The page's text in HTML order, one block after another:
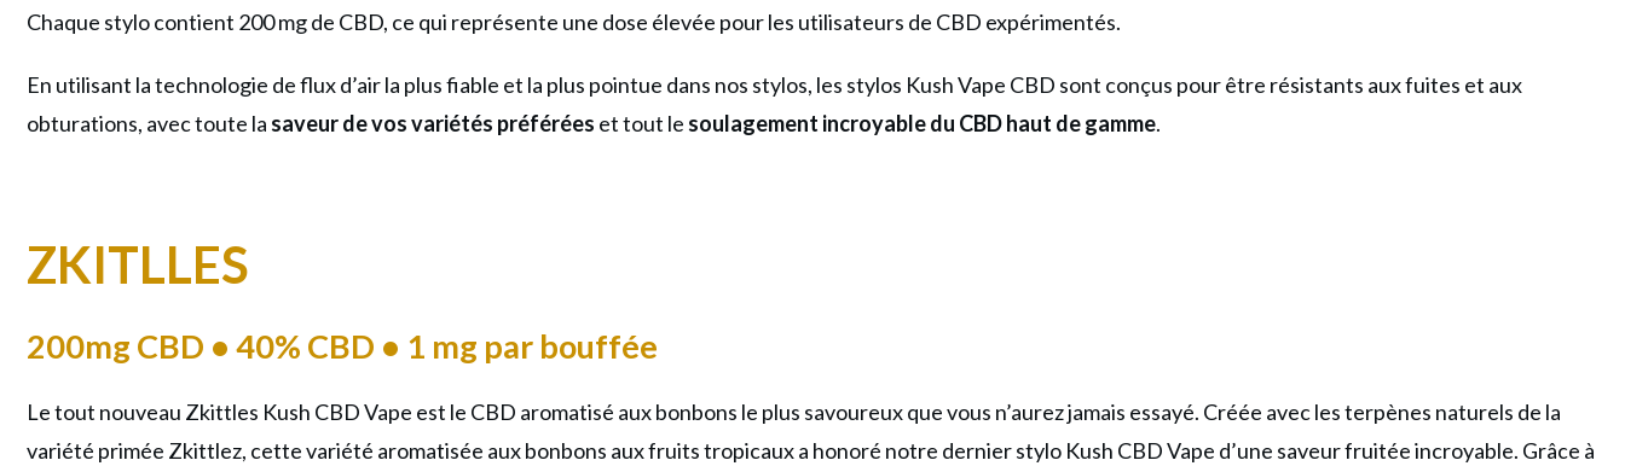
Chaque stylo contient 200 mg de CBD, ce qui représente une dose élevée pour les utilisateurs de CBD expérimentés.
En utilisant la technologie de flux d’air la plus fiable et la plus pointue dans nos stylos, les stylos Kush Vape CBD sont conçus pour être résistants aux fuites et aux
obturations, avec toute la saveur de vos variétés préférées et tout le soulagement incroyable du CBD haut de gamme.
ZKITLLES
200mg CBD • 40% CBD • 1 mg par bouffée
Le tout nouveau Zkittles Kush CBD Vape est le CBD aromatisé aux bonbons le plus savoureux que vous n’aurez jamais essayé. Créée avec les terpènes naturels de la
variété primée Zkittlez, cette variété aromatisée aux bonbons aux fruits tropicaux a honoré notre dernier stylo Kush CBD Vape d’une saveur fruitée incroyable. Grâce à